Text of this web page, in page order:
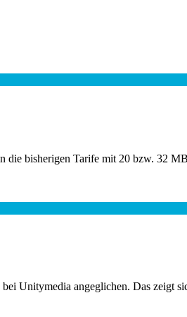
bisherigen Tarife mit 20 bzw. 32
Unitymedia angeglichen. Das zeigt